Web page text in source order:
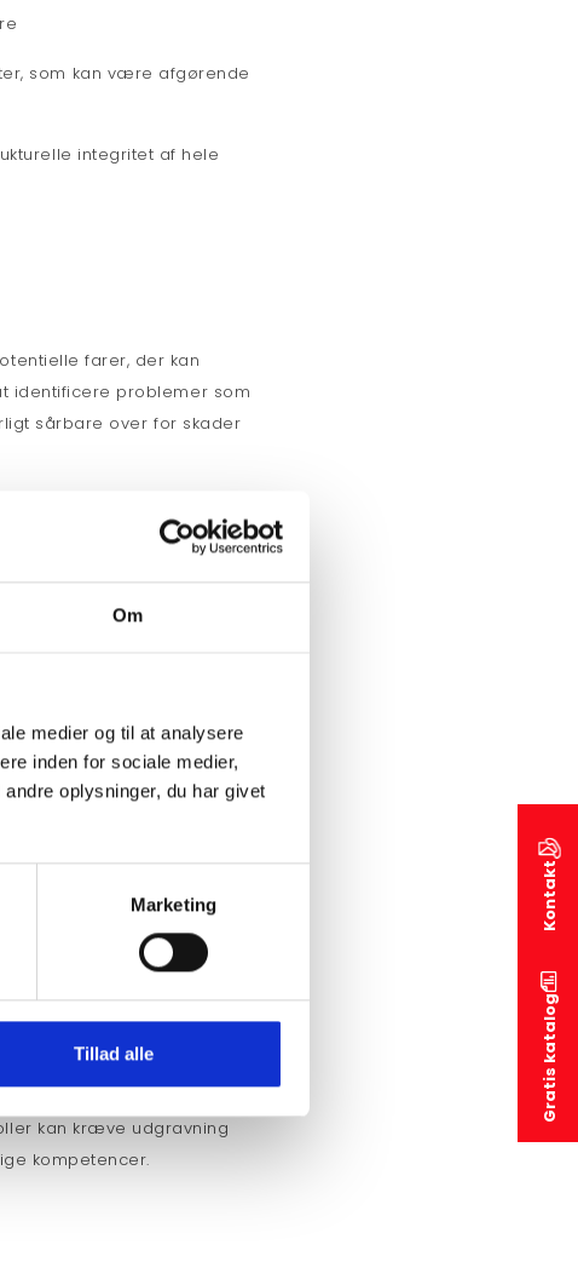
Om
medier og til at analysere
inden for sociale medier,
oplysninger, du har givet
Marketing
Tillad alle
som kan være afgørende
integritet af hele
farer, der kan
identificere problemer som
sårbare over for skader
som kan være afgørende
integritet af hele
af udstyrets generelle
og vores
eller eventuelle
Det er vigtigt at være
kan kræve udgravning
kompetencer.
Gratis katalog
Kontakt